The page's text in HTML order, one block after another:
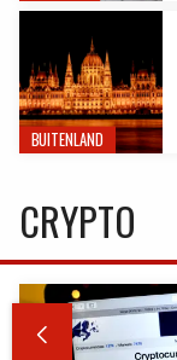
BUITENLAND
CRYPTO
